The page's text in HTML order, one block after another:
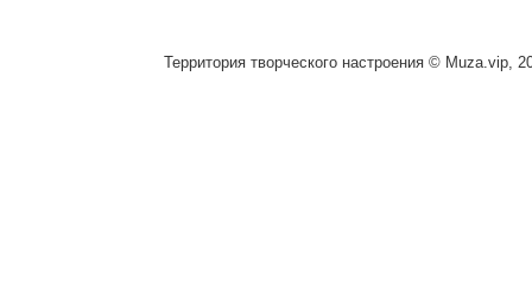
Территория творческого настроения © Muza.vip,